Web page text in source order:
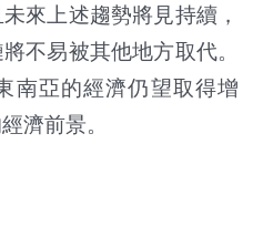
來上述趨勢將見持續，
不易被其他地方取代。
南亞的經濟仍望取得增
濟前景。